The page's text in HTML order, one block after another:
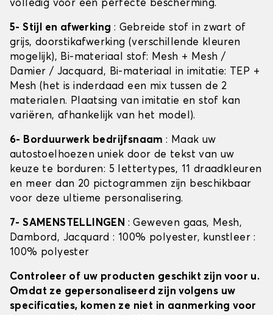
volledig voor een perfecte bescherming.
5- Stijl en afwerking : Gebreide stof in zwart of
grijs, doorstikafwerking (verschillende kleuren
mogelijk), Bi-materiaal stof: Mesh + Mesh /
Damier / Jacquard, Bi-materiaal in imitatie: TEP +
Mesh (het is inderdaad een mix tussen de 2
materialen. Plaatsing van imitatie en stof kan
variëren, afhankelijk van het model).
6- Borduurwerk bedrijfsnaam: Maak uw
autostoelhoezen uniek door de tekst van uw
keuze te borduren: 5 lettertypes, 11 draadkleuren
en meer dan 20 pictogrammen zijn beschikbaar
voor deze ultieme personalisering.
7- SAMENSTELLINGEN : Geweven gaas, Mesh,
Dambord, Jacquard : 100% polyester, kunstleer :
100% polyester
Controleer of uw producten geschikt zijn voor u.
Omdat ze gepersonaliseerd zijn volgens uw
specificaties, komen ze niet in aanmerking voor